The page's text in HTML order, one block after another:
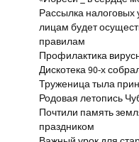
Рассылка
лицам будет
правилам
Профилактика
Дискотека 90-х
Труженица тыла
Родовая летопись
Почтили память
праздником